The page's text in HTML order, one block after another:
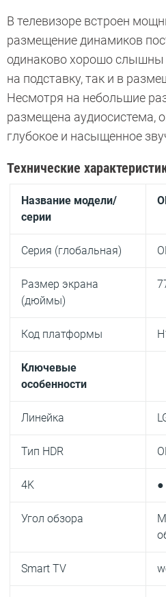
В телевизоре встроен
размещение динамиков
одинаково хорошо слышны
на подставку, так и в
Несмотря на небольшие
размещена аудиосистема,
глубокое и насыщенное
Технические
Название модели/
серии
Серия (глобальная)
Размер экрана
(дюймы)
Код платформы
Ключевые
особенности
Линейка
Тип HDR
4K ●
Угол обзора
Smart TV